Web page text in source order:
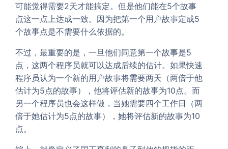
可能觉得需要2天才能搞定。但是他们能在5个故事
点这一点上达成一致。因为把第一个用户故事定成5
个故事点是不需要什么依据的。
不过，最重要的是，一旦他们同意第一个故事是5
点，这两个程序员就可以达成后续的估计。如果快速
程序员认为一个新的用户故事将需要两天（两倍于他
估计为5点的故事），他将评估新的故事为10点。而
另一个程序员也会这样做，当她需要四个工作日（两
倍于她估计为5点的故事），她将评估新的故事为10
点。